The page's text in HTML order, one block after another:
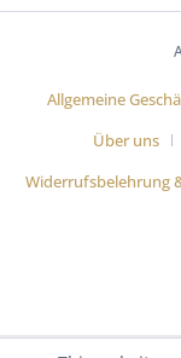
Allgemeine
Über uns
Widerrufsbelehrung